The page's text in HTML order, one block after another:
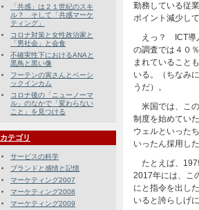
「共感」は２１世紀のスキ
ル？ そして「共感マーケ
ティング」
コロナ対策と女性政治家と
「男社会」と会食
不確実性下におけるANAと
黒鳥と黒い像
フーテンの寅さんとベーシ
ックインカム
コロナ後の「ニューノーマ
ル」のなかで「変わらない
こと」を見つける
カテゴリ
サービスの科学
ブランドと感情と記憶
マーケティング2007
マーケティング2008
マーケティング2009
勤務している従
ポイント減少し
えっ？ ICT導
の調査では４０
まれていること
いる。（ちなみ
うだ）。
米国では、こ
制度を始めてい
ウェルといった
いったん採用し
たとえば、
2017年には、こ
にと指令を出し
いると誇らしげ